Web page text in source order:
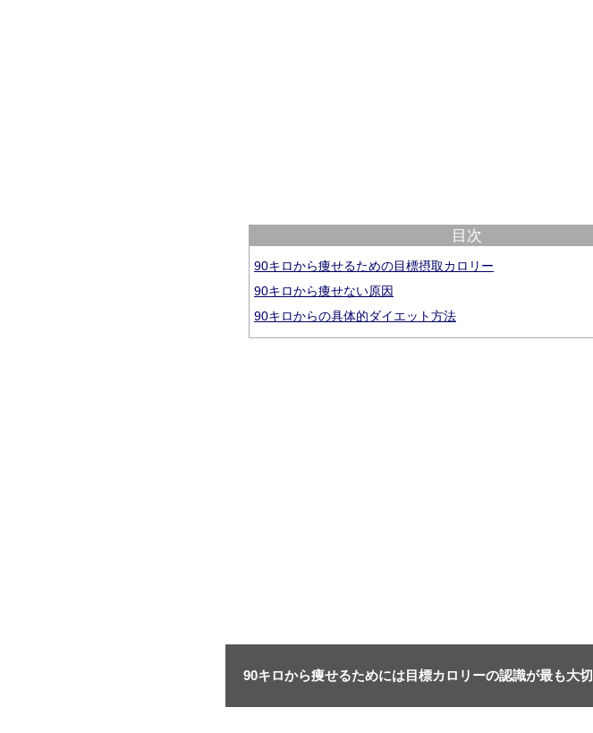
目次
90キロから痩せるための目標摂取カロリー
90キロから痩せない原因
90キロからの具体的ダイエット方法
90キロから痩せるためには目標カロリーの認識が最も大切